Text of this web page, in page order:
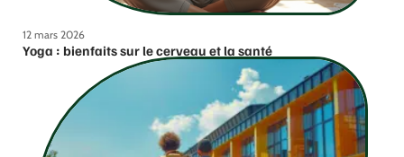
12 mars 2026
Yoga : bienfaits sur le cerveau et la santé